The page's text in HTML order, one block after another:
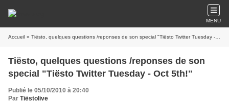
MENU
Accueil » Tiësto, quelques questions /reponses de son special "Tiësto Twitter Tuesday - Oct 5th!"
Tiësto, quelques questions /reponses de son
special "Tiësto Twitter Tuesday - Oct 5th!"
Publié le 05/10/2010 à 20:40
Par Tiëstolive